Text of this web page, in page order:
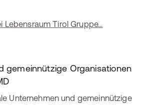
Lebensraum Tirol Gruppe...
gemeinnützige Organisationen
Unternehmen und gemeinnützige